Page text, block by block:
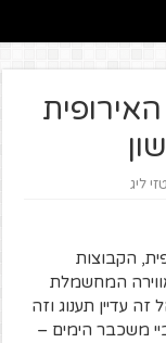
ליג
הקבוצות
המחשמלת
עדיין תענוג וזה
משכבר הימים –